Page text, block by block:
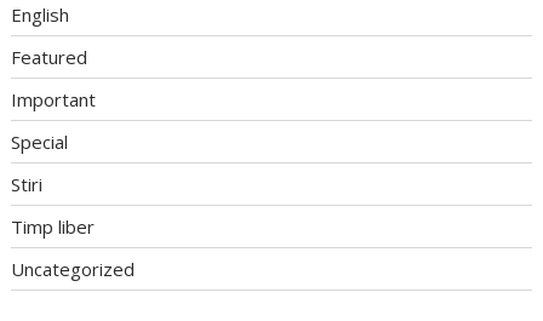
English
Featured
Important
Special
Stiri
Timp liber
Uncategorized